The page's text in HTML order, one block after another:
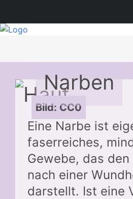
Bild: CC0
Narben
Eine Narbe ist
faserreiches,
Gewebe, das
nach einer
darstellt. Ist eine